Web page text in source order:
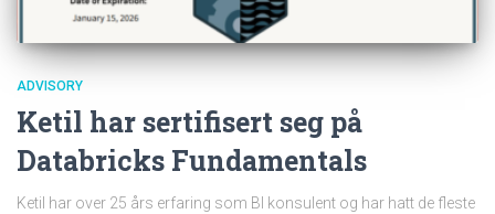
ADVISORY
Ketil har sertifisert seg på
Databricks Fundamentals
Ketil har over 25 års erfaring som BI konsulent og har hatt de fleste